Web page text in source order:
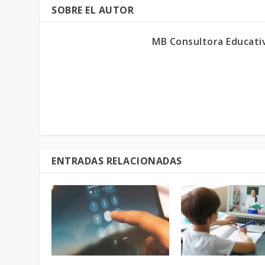
SOBRE EL AUTOR
MB Consultora
ENTRADAS RELACIONADAS